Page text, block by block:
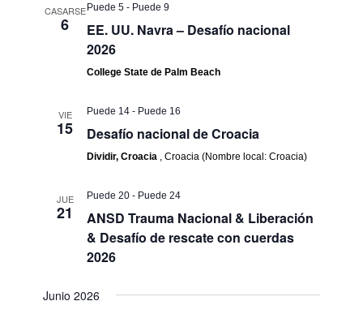
CASARSE
6
Puede 5 - Puede 9
EE. UU. Navra – Desafío nacional
2026
College State de Palm Beach
VIE
15
Puede 14 - Puede 16
Desafío nacional de Croacia
Dividir, Croacia , Croacia (Nombre local: Croacia)
JUE
21
Puede 20 - Puede 24
ANSD Trauma Nacional & Liberación
& Desafío de rescate con cuerdas
2026
Junio 2026